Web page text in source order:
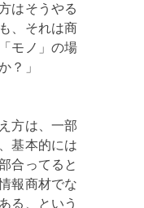
はそうやる
、それは商
モノ」の場
？」
方は、一部
基本的には
合ってると
報商材でな
る、という